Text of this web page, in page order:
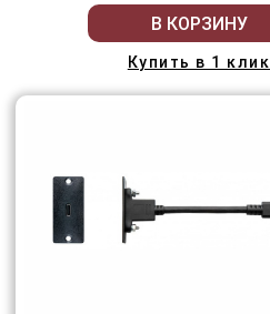
В КОРЗИНУ
Купить в 1 клик